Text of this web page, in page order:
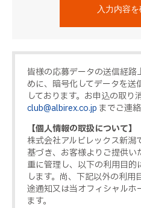
皆様の応募データの送信経路
めに、暗号化してデータを送
しております。お申込の取り
club@albirex.co.jp までご連
【個人情報の取扱について】
株式会社アルビレックス新潟
基づき、お客様よりご提供
重に管理し、以下の利用目
します。尚、下記以外の利
途通知又は当オフィシャルホ
ます。